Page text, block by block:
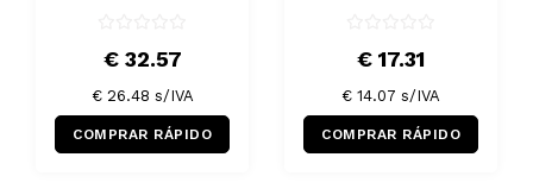
€ 32.57
€ 26.48 s/IVA
COMPRAR RÁPIDO
€ 17.31
€ 14.07 s/IVA
COMPRAR RÁPIDO